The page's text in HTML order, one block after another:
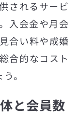
されるサービ
入会金や月会
合い料や成婚
合的なコスト
。
と会員数